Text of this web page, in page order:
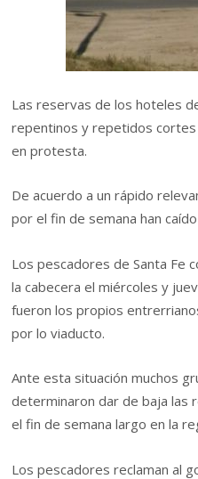
Las reservas de los hoteles
repentinos y repetidos
en protesta.
De acuerdo a un rápido
por el fin de semana han
Los pescadores de Santa Fe
la cabecera el miércoles y
fueron los propios
por lo viaducto.
Ante esta situación muchos
determinaron dar de baja las
el fin de semana largo en la
Los pescadores reclaman al